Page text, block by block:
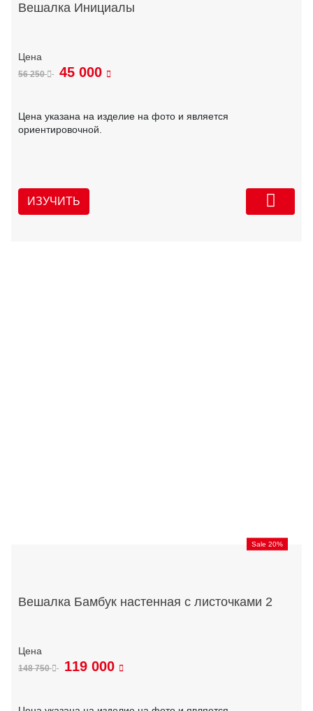
Вешалка Инициалы
56 250 45 000
Цена указана на изделие на фото и является
ориентировочной.
ИЗУЧИТЬ
Sale 20%
Вешалка Бамбук настенная с листочками 2
148 750 119 000